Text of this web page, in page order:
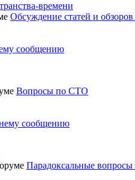
времени
Обсуждение статей и
Вопросы по СТО
Парадоксальные вопросы